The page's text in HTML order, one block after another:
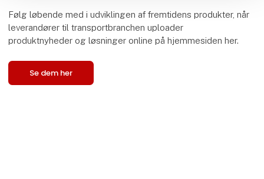
Følg løbende med i udviklingen af fremtidens produkter, når
leverandører til transportbranchen uploader
produktnyheder og løsninger online på hjemmesiden her.
Se dem her